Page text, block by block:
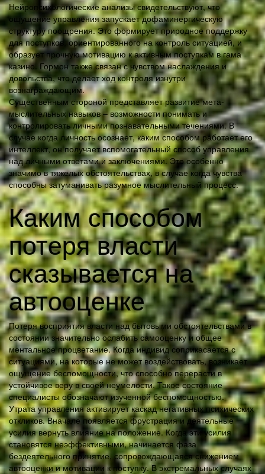
Нейропсихологические анализы свидетельствуют, что
ощущение управления запускает дофаминергическую
структуру поощрения. Это формирует природное поддержку
для поступков, ориентированного на контроль ситуацией, и
образует прочную мотивацию к активным поступкам в гама
казино. Гормон также связан с чувством наслаждения и
довольства, что делает ход контроля изнутри
вознаграждающим.
Существенным стороной представляет развитие мета-
мыслительных навыков – возможности понимать и
контролировать личными познавательными течениями. В
случае когда личность осознает, каким способом работает его
интеллект, он получает вспомогательный способ управления
над личными ответами и заключениями. Это особенно
значимо в тяжелых обстоятельствах, в случае когда чувства
способны затуманивать разумное мыслительный процесс.
Каким способом
потеря власти
сказывается на
автооценке
Потеря восприятия власти над бытовыми обстоятельствами в
состоянии значительно ослабить самооценку и общее
ментальное процветание. Когда индивид соприкасается с
ситуациями, на которые не может воздействовать, возникает
ощущение беспомощности, что способно перерасти в
устойчивое веру в своей неумелости. Такое состояние
специалисты обозначают изученной беспомощностью.
Утрата управления активирует каскад негативных психических
откликов. Вначале появляется фрустрация и деятельные
усилия вернуть влияние на положение. Когда эти усилия
становятся неэффективными, начинается фаза
бездеятельного принятие, сопровождающаяся снижением
автооценки и мотивации к поступку. В экстремальных случаях